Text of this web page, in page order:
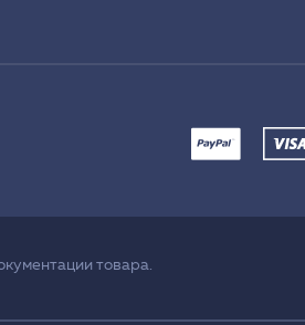
товара.